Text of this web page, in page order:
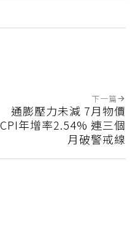
下一篇
通膨壓力未減 7月物價
CPI年增率2.54% 連三個
月破警戒線